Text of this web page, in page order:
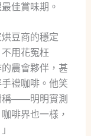
佳賞味期。
豆商的穩定
用花冤枉
農會夥伴，甚
禮咖啡。他笑
稱——明明實測
啡界也一樣，